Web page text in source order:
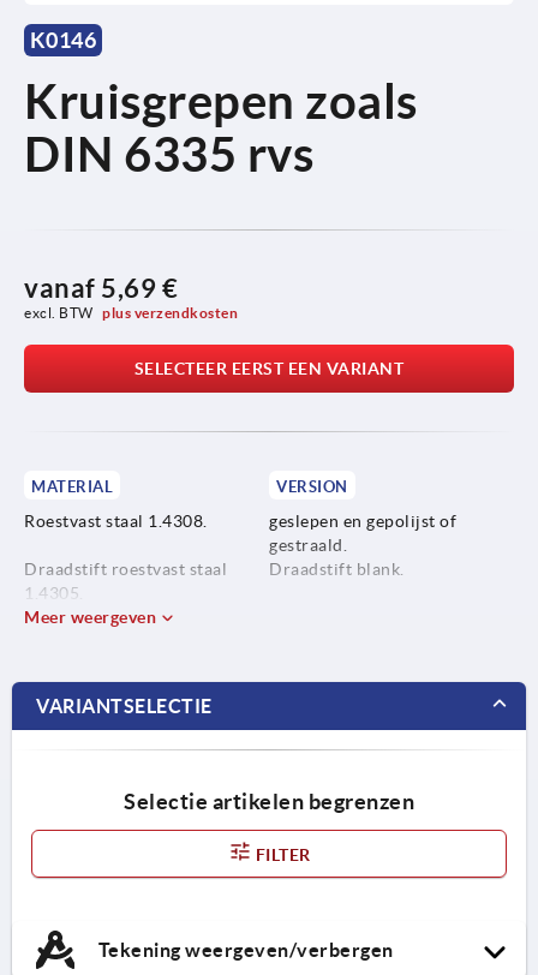
K0146
Kruisgrepen zoals
DIN 6335 rvs
vanaf 5,69 €
excl. BTW plus verzendkosten
SELECTEER EERST EEN VARIANT
MATERIAL
Roestvast staal 1.4308.
Draadstift roestvast staal
1.4305.
VERSION
geslepen en gepolijst of
gestraald.
Draadstift blank.
Meer weergeven
VARIANTSELECTIE
Selectie artikelen begrenzen
FILTER
Tekening weergeven/verbergen